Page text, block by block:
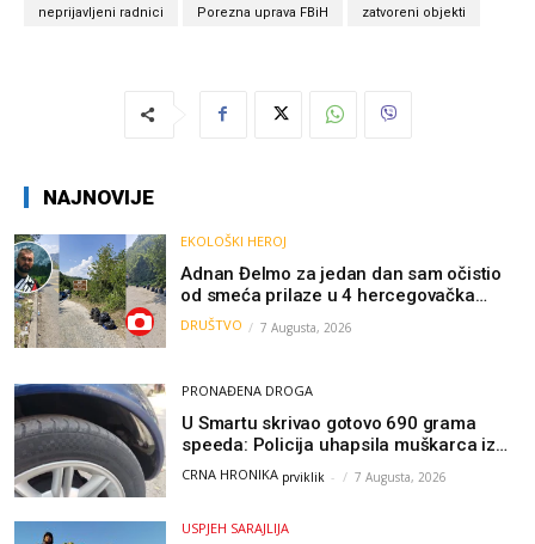
neprijavljeni radnici Porezna uprava FBiH zatvoreni objekti
NAJNOVIJE
EKOLOŠKI HEROJ
Adnan Đelmo za jedan dan sam očistio
od smeća prilaze u 4 hercegovačka
grada: “Danas nisam čistio samo smeće,
čistio sam sliku o nama”
DRUŠTVO 7 Augusta, 2026
PRONAĐENA DROGA
U Smartu skrivao gotovo 690 grama
speeda: Policija uhapsila muškarca iz
Hercegovine
CRNA HRONIKA prviklik - 7 Augusta, 2026
USPJEH SARAJLIJA